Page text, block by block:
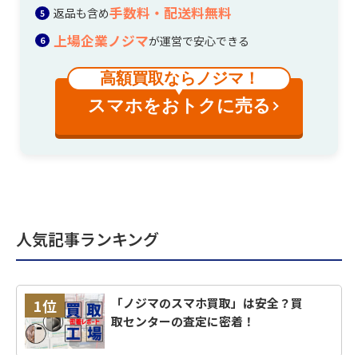
返品も含め手数料・配送料無料
上場企業ノジマが運営で安心できる
高額買取ならノジマ！
スマホをおトクに売る
人気記事ランキング
1位
「ノジマのスマホ買取」は安全？買
取センターの査定に密着！